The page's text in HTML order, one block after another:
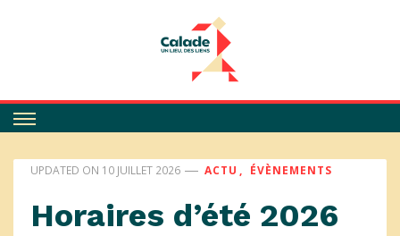
Calade
UPDATED ON 10 JUILLET 2026 ACTU ÉVÈNEMENTS
Horaires d’été 2026